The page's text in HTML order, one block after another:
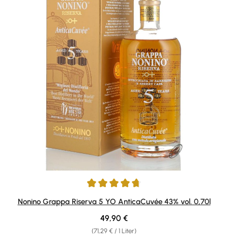
Durchschnittliche Bewertung von 4.83 von 5 Sternen
Nonino Grappa Riserva 5 YO AnticaCuvée 43% vol. 0,70l
(71,29 € / 1 Liter)
Regulärer Preis:
49,90 €